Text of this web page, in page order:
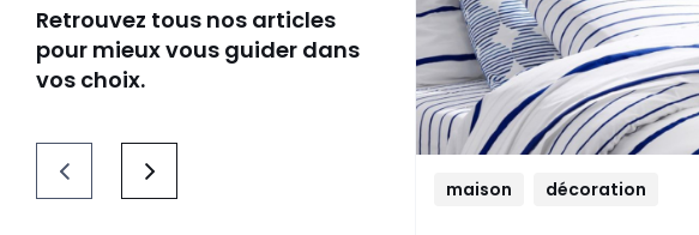
Retrouvez tous nos articles
pour mieux vous guider dans
vos choix.
maison décoration